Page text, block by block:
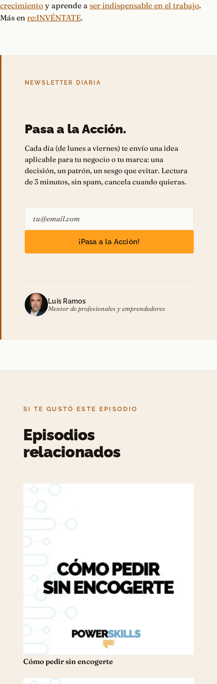
crecimiento y aprende a ser indispensable en el trabajo.
Más en re:INVÉNTATE.
NEWSLETTER DIARIA
Pasa a la Acción.
Cada día (de lunes a viernes) te envío una idea
aplicable para tu negocio o tu marca: una
decisión, un patrón, un sesgo que evitar. Lectura
de 3 minutos, sin spam, cancela cuando quieras.
¡Pasa a la Acción!
Luis Ramos
Mentor de profesionales y emprendedores
SI TE GUSTÓ ESTE EPISODIO
Episodios
relacionados
Cómo pedir sin encogerte